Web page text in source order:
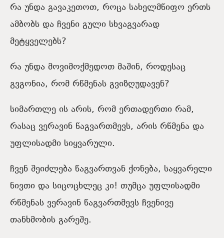
რა უნდა გავაკეთოთ, როცა სახელმწიფო ერთს
ამბობს და ჩვენი გული სხვაგვარად
მეტყველებს?
რა უნდა მოვიმოქმედოთ მაშინ, როდესაც
გვგონია, რომ რწმენას გვიზღუდავენ?
სიმართლე ის არის, რომ ერთადერთი რამ,
რასაც ვერავინ წაგვართმევს, არის რწმენა და
უფლისადმი სიყვარული.
ჩვენ შეიძლება წაგვართვან ქონება, საყვარელი
ნივთი და სიცოცხლეც კი! თუმცა უფლისადმი
რწმენას ვერავინ წაგვართმევს ჩვენივე
თანხმობის გარეშე.